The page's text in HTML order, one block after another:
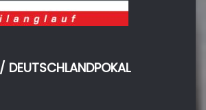
DEUTSCHLANDPOKAL